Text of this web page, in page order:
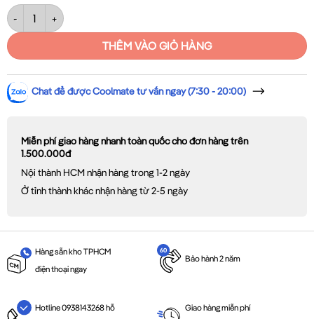
TỦ ĐIỆN E4M 14 – 18 Module số lượng
THÊM VÀO GIỎ HÀNG
Chat để được Coolmate tư vấn ngay (7:30 - 20:00)
Miễn phí giao hàng nhanh toàn quốc cho đơn hàng trên
1.500.000đ
Nội thành HCM nhận hàng trong 1-2 ngày
Ở tỉnh thành khác nhận hàng từ 2-5 ngày
Hàng sẵn kho TPHCM
điện thoại ngay
Bảo hành 2 năm
Hotline 0938143268 hỗ
Giao hàng miễn phí